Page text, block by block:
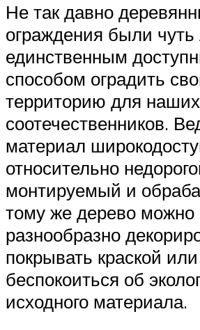
Не так давно
ограждения были чуть
единственным
способом оградить
территорию для наших
соотечественников.
материал
относительно
монтируемый и
тому же дерево можно
разнообразно
покрывать краской
беспокоиться об
исходного материала.